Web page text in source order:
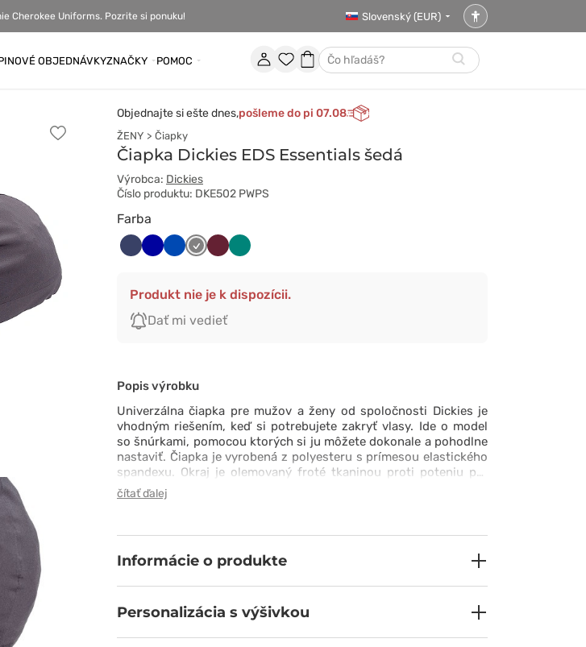
Cherokee Uniforms. Pozrite si ponuku! Slovenský (EUR)
Nastavenia
prístupnosti
OBJEDNÁVKYZNAČKY POMOC ÚčetObľúbené
Nákupný
Hľadať
Pridať
Objednajte si ešte dnes,pošleme do pi 07.08
ŽENY Čiapky
Čiapka Dickies EDS Essentials šedá
Výrobca: Dickies
Číslo produktu: DKE502 PWPS
Farba
CiemnyGranatowy
Królewski
Szary Wiśniowy
Zielony
Produkt nie je k dispozícii.
Dať mi vedieť
Popis výrobku
Univerzálna čiapka pre mužov a ženy od spoločnosti Dickies je
vhodným riešením, keď si potrebujete zakryť vlasy. Ide o model
so šnúrkami, pomocou ktorých si ju môžete dokonale a pohodlne
nastaviť. Čiapka je vyrobená z polyesteru s prímesou elastického
spandexu. Okraj je olemovaný froté tkaninou proti poteniu pre
ešte väčšie pohodlie. Vďaka širokej škále dostupných farieb si
ľahko vyberiete model, ktorý bude ladiť s vaším štýlom.
čítať ďalej
Informácie o produkte
Personalizácia s výšivkou